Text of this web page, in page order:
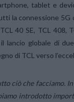
tablet e
la connessione
40 SE, TCL 408,
lancio globale di
di TCL verso
ciò che facciamo.
introdotto